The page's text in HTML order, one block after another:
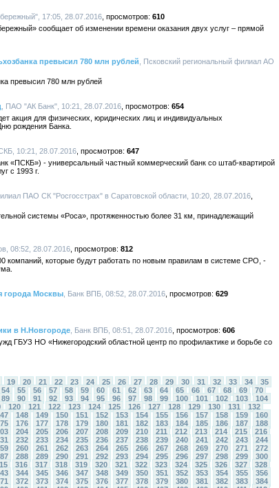
17:05, 28.07.2016
610
сообщает об изменении времени оказания двух услуг – прямой
превысил 780 млн рублей , Псковский региональный филиал АО
превысил 780 млн рублей
, ПАО "АК Банк", 10:21, 28.07.2016
654
акция для физических, юридических лиц и индивидуальных
рождения Банка.
10:21, 28.07.2016
647
«ПСКБ») - универсальный частный коммерческий банк со штаб-квартирой
с 1993 г.
ПАО СК "Росгосстрах" в Саратовской области, 10:20, 28.07.2016
системы «Роса», протяженностью более 31 км, принадлежащий
08:52, 28.07.2016
812
компаний, которые будут работать по новым правилам в системе СРО, -
города Москвы , Банк ВПБ, 08:52, 28.07.2016
629
в Н.Новгороде , Банк ВПБ, 08:51, 28.07.2016
606
ГБУЗ НО «Нижегородский областной центр по профилактике и борьбе со
19 20 21 22 23 24 25 26 27 28 29 30 31 32 33 34
35
54 55 56 57 58 59 60 61 62 63 64 65 66 67 68 69
70
89 90 91 92 93 94 95 96 97 98 99 100 101 102 103
104
120 121 122 123 124 125 126 127 128 129 130 131
132
148 149 150 151 152 153 154 155 156 157 158 159
160
176 177 178 179 180 181 182 183 184 185 186 187
188
204 205 206 207 208 209 210 211 212 213 214 215
216
232 233 234 235 236 237 238 239 240 241 242 243
244
260 261 262 263 264 265 266 267 268 269 270 271
272
288 289 290 291 292 293 294 295 296 297 298 299
300
316 317 318 319 320 321 322 323 324 325 326 327
328
344 345 346 347 348 349 350 351 352 353 354 355
356
372 373 374 375 376 377 378 379 380 381 382 383
384